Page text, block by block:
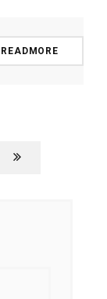
READMORE